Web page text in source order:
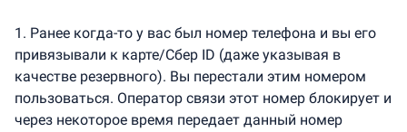
1. Ранее когда-то у вас был номер телефона и вы его
привязывали к карте/Сбер ID (даже указывая в
качестве резервного). Вы перестали этим номером
пользоваться. Оператор связи этот номер блокирует и
через некоторое время передает данный номер